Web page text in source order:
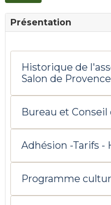
Présentation
Historique de
Salon de Provence
Bureau et
Adhésion -Tarifs -
Programme